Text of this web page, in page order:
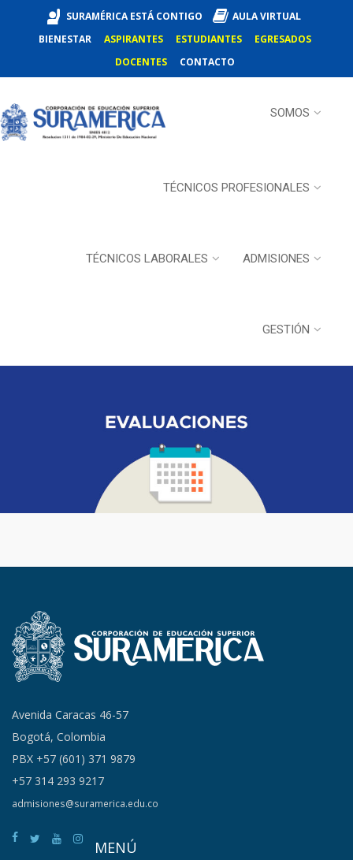
SURAMÉRICA ESTÁ CONTIGO
AULA VIRTUAL
BIENESTAR
ASPIRANTES ESTUDIANTES
EGRESADOS
DOCENTES
CONTACTO
SOMOS
TÉCNICOS PROFESIONALES
TÉCNICOS LABORALES ADMISIONES
GESTIÓN
Avenida Caracas 46-57
Bogotá, Colombia
PBX +57 (601) 371 9879
+57 314 293 9217
admisiones@suramerica.edu.co
MENÚ